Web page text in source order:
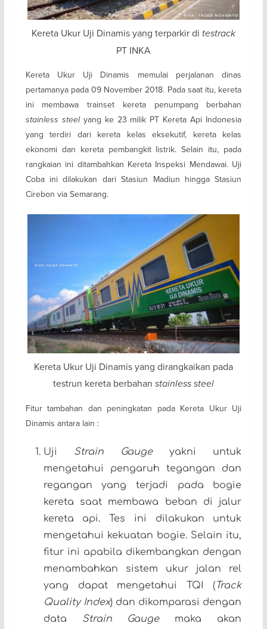
Kereta Ukur Uji Dinamis yang terparkir di testrack
PT INKA
Kereta Ukur Uji Dinamis memulai perjalanan dinas
pertamanya pada 09 November 2018. Pada saat itu, kereta
ini membawa trainset kereta penumpang berbahan
stainless steelyang ke 23 milik PT Kereta Api Indonesia
yang terdiri dari kereta kelas eksekutif, kereta kelas
ekonomi dan kereta pembangkit listrik. Selain itu, pada
rangkaian ini ditambahkan Kereta Inspeksi Mendawai. Uji
Coba ini dilakukan dari Stasiun Madiun hingga Stasiun
Cirebon via Semarang.
Kereta Ukur Uji Dinamis yang dirangkaikan pada
testrun kereta berbahan stainless steel
Fitur tambahan dan peningkatan pada Kereta Ukur Uji
Dinamis antara lain :
Uji Strain Gaugeyakni untuk
mengetahui pengaruh tegangan dan
regangan yang terjadi pada bogie
kereta saat membawa beban di jalur
kereta api. Tes ini dilakukan untuk
mengetahui kekuatan bogie. Selain itu,
fitur ini apabila dikembangkan dengan
menambahkan sistem ukur jalan rel
yang dapat mengetahui TQI (Track
Quality Index) dan dikomparasi dengan
data Strain Gaugemaka akan